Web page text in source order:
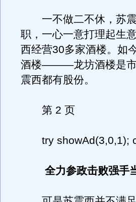
一不做二不休，苏震
职，一心一意打理起生
西经营30多家酒楼。如
酒楼———龙坊酒楼是市
震西都有股份。
第 2 页
try showAd(3,0,1);
全力参政击败强手